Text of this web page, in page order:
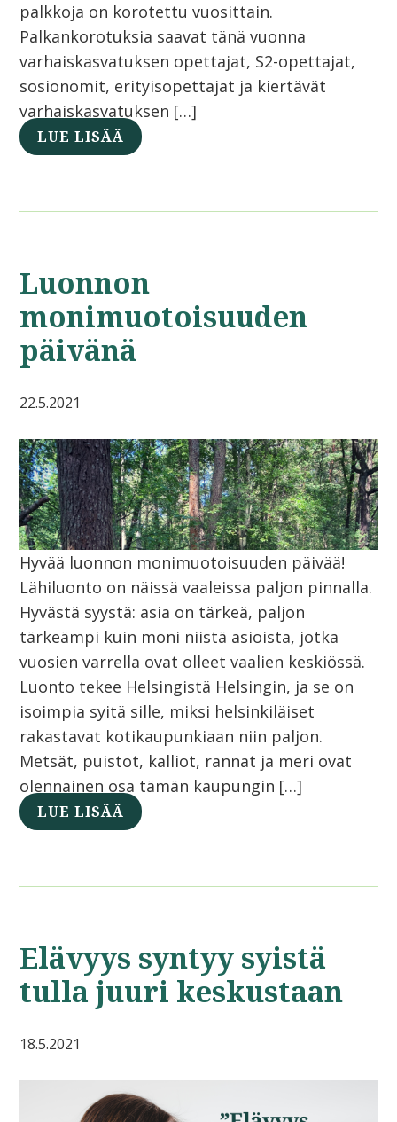
palkkoja on korotettu vuosittain.
Palkankorotuksia saavat tänä vuonna
varhaiskasvatuksen opettajat, S2-opettajat,
sosionomit, erityisopettajat ja kiertävät
varhaiskasvatuksen […]
LUE LISÄÄ
Luonnon
monimuotoisuuden
päivänä
22.5.2021
Hyvää luonnon monimuotoisuuden päivää!
Lähiluonto on näissä vaaleissa paljon pinnalla.
Hyvästä syystä: asia on tärkeä, paljon
tärkeämpi kuin moni niistä asioista, jotka
vuosien varrella ovat olleet vaalien keskiössä.
Luonto tekee Helsingistä Helsingin, ja se on
isoimpia syitä sille, miksi helsinkiläiset
rakastavat kotikaupunkiaan niin paljon.
Metsät, puistot, kalliot, rannat ja meri ovat
olennainen osa tämän kaupungin […]
LUE LISÄÄ
Elävyys syntyy syistä
tulla juuri keskustaan
18.5.2021